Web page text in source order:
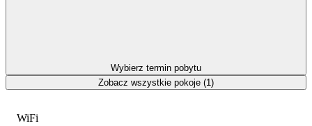
WiFi
Wybierz termin pobytu
Zobacz wszystkie pokoje (1)